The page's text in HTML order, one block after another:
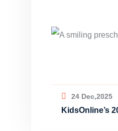
24 Dec,2025
KidsOnline’s